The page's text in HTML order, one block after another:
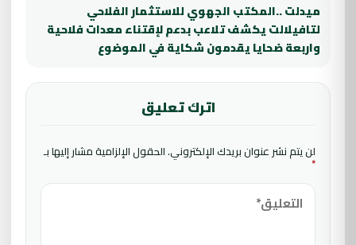
ميدلت ..المكتب الجهوي للاستثمار الفلاحي
لتافيلالت يكشف تلاعب بدعم لإقتناء معدات فلاحية
واربعة ضحايا يقدمون شكاية في الموضوع
اترك تعليق
لن يتم نشر عنوان بريدك الإلكتروني.الحقول الإلزامية مشار إليها بـ
*